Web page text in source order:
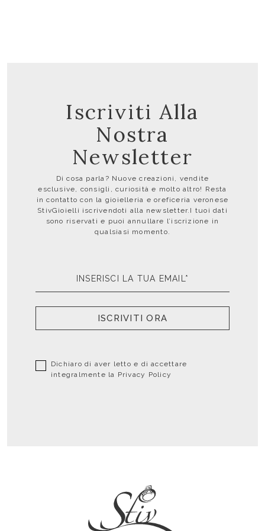
Iscriviti Alla
Nostra
Newsletter
Di cosa parla? Nuove creazioni, vendite
esclusive, consigli, curiosità e molto altro! Resta
in contatto con la gioielleria e oreficeria veronese
StivGioielli iscrivendoti alla newsletter.I tuoi dati
sono riservati e puoi annullare l’iscrizione in
qualsiasi momento.
ISCRIVITI ORA
Dichiaro di aver letto e di accettare
integralmente la Privacy Policy